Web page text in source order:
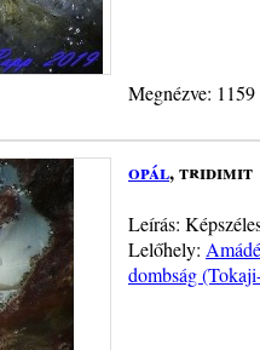
Megnézve:
opál, tridimit
Leírás:
Lelőhely:
dombság